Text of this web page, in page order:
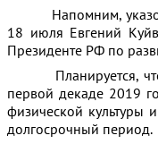
Напомним, указом
18 июля Евгений
Президенте РФ по
Планируется, что
первой декаде 2019
физической культуры
долгосрочный период.